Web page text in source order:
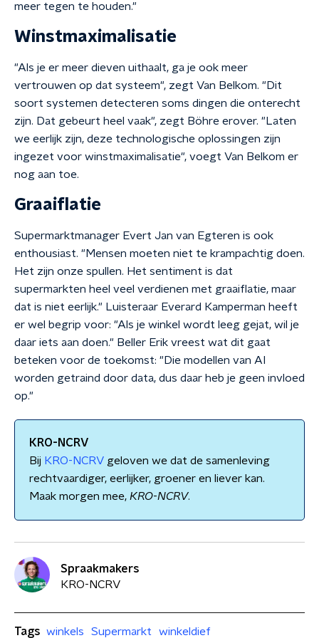
meer tegen te houden."
Winstmaximalisatie
"Als je er meer dieven uithaalt, ga je ook meer
vertrouwen op dat systeem", zegt Van Belkom. "Dit
soort systemen detecteren soms dingen die onterecht
zijn. Dat gebeurt heel vaak", zegt Böhre erover. "Laten
we eerlijk zijn, deze technologische oplossingen zijn
ingezet voor winstmaximalisatie", voegt Van Belkom er
nog aan toe.
Graaiflatie
Supermarktmanager Evert Jan van Egteren is ook
enthousiast. "Mensen moeten niet te krampachtig doen.
Het zijn onze spullen. Het sentiment is dat
supermarkten heel veel verdienen met graaiflatie, maar
dat is niet eerlijk." Luisteraar Everard Kamperman heeft
er wel begrip voor: "Als je winkel wordt leeg gejat, wil je
daar iets aan doen." Beller Erik vreest wat dit gaat
beteken voor de toekomst: "Die modellen van AI
worden getraind door data, dus daar heb je geen invloed
op."
KRO-NCRV
Bij KRO-NCRV geloven we dat de samenleving
rechtvaardiger, eerlijker, groener en liever kan.
Maak morgen mee, KRO-NCRV.
Spraakmakers
KRO-NCRV
Tags winkels Supermarkt
winkeldief